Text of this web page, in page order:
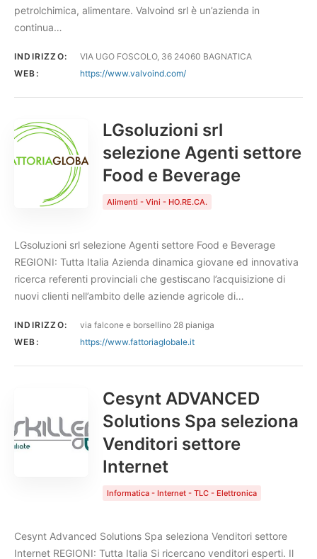
petrolchimica, alimentare. Valvoind srl è un’azienda in
continua…
INDIRIZZO:
VIA UGO FOSCOLO, 36 24060 BAGNATICA
WEB:
https://www.valvoind.com/
LGsoluzioni srl
selezione Agenti settore
Food e Beverage
Alimenti - Vini - HO.RE.CA.
LGsoluzioni srl selezione Agenti settore Food e Beverage
REGIONI: Tutta Italia Azienda dinamica giovane ed innovativa
ricerca referenti provinciali che gestiscano l’acquisizione di
nuovi clienti nell’ambito delle aziende agricole di…
INDIRIZZO:
via falcone e borsellino 28 pianiga
WEB:
https://www.fattoriaglobale.it
Cesynt ADVANCED
Solutions Spa seleziona
Venditori settore
Internet
Informatica - Internet - TLC - Elettronica
Cesynt Advanced Solutions Spa seleziona Venditori settore
Internet REGIONI: Tutta Italia Si ricercano venditori esperti. Il